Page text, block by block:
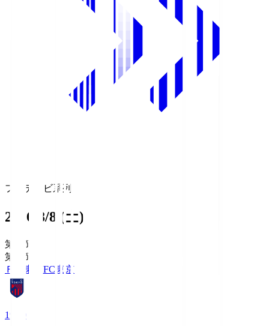
フジテレビ系列
2026/8/8 (土)
第1節
第1節
ＦＣ東京 FC東京
19:00